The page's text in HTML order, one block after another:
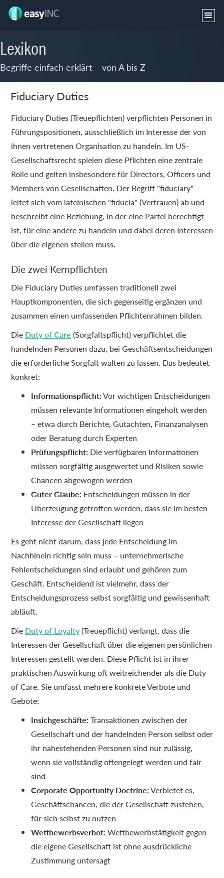
Lexikon
Begriffe einfach erklärt – von A bis Z
Fiduciary Duties
Fiduciary Duties (Treuepflichten) verpflichten Personen in
Führungspositionen, ausschließlich im Interesse der von
ihnen vertretenen Organisation zu handeln. Im US-
Gesellschaftsrecht spielen diese Pflichten eine zentrale
Rolle und gelten insbesondere für Directors, Officers und
Members von Gesellschaften. Der Begriff "fiduciary"
leitet sich vom lateinischen "fiducia" (Vertrauen) ab und
beschreibt eine Beziehung, in der eine Partei berechtigt
ist, für eine andere zu handeln und dabei deren Interessen
über die eigenen stellen muss.
Die zwei Kernpflichten
Die Fiduciary Duties umfassen traditionell zwei
Hauptkomponenten, die sich gegenseitig ergänzen und
zusammen einen umfassenden Pflichtenrahmen bilden.
Die Duty of Care (Sorgfaltspflicht) verpflichtet die
handelnden Personen dazu, bei Geschäftsentscheidungen
die erforderliche Sorgfalt walten zu lassen. Das bedeutet
konkret:
Informationspflicht:Vor wichtigen Entscheidungen
müssen relevante Informationen eingeholt werden
– etwa durch Berichte, Gutachten, Finanzanalysen
oder Beratung durch Experten
Prüfungspflicht: Die verfügbaren Informationen
müssen sorgfältig ausgewertet und Risiken sowie
Chancen abgewogen werden
Guter Glaube: Entscheidungen müssen in der
Überzeugung getroffen werden, dass sie im besten
Interesse der Gesellschaft liegen
Es geht nicht darum, dass jede Entscheidung im
Nachhinein richtig sein muss – unternehmerische
Fehlentscheidungen sind erlaubt und gehören zum
Geschäft. Entscheidend ist vielmehr, dass der
Entscheidungsprozess selbst sorgfältig und gewissenhaft
abläuft.
Die Duty of Loyalty(Treuepflicht) verlangt, dass die
Interessen der Gesellschaft über die eigenen persönlichen
Interessen gestellt werden. Diese Pflicht ist in ihrer
praktischen Auswirkung oft weitreichender als die Duty
of Care. Sie umfasst mehrere konkrete Verbote und
Gebote:
Insichgeschäfte: Transaktionen zwischen der
Gesellschaft und der handelnden Person selbst oder
ihr nahestehenden Personen sind nur zulässig,
wenn sie vollständig offengelegt werden und fair
sind
Corporate Opportunity Doctrine:Verbietet es,
Geschäftschancen, die der Gesellschaft zustehen,
für sich selbst zu nutzen
Wettbewerbsverbot: Wettbewerbstätigkeit gegen
die eigene Gesellschaft ist ohne ausdrückliche
Zustimmung untersagt